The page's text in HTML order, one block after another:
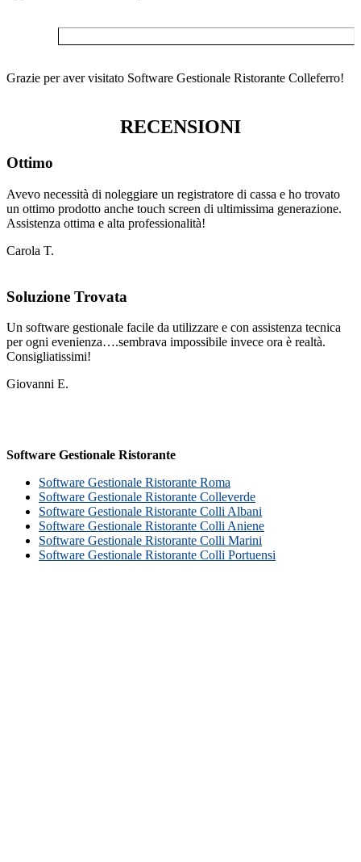
Grazie per aver visitato Software Gestionale Ristorante Colleferro!
RECENSIONI
Ottimo
Avevo necessità di noleggiare un registratore di cassa e ho trovato
un ottimo prodotto anche touch screen di ultimissima generazione.
Assistenza ottima e alta professionalità!
Carola T.
Soluzione Trovata
Un software gestionale facile da utilizzare e con assistenza tecnica
per ogni evenienza….sembrava impossibile invece ora è realtà.
Consigliatissimi!
Giovanni E.
Software Gestionale Ristorante
Software Gestionale Ristorante Roma
Software Gestionale Ristorante Colleverde
Software Gestionale Ristorante Colli Albani
Software Gestionale Ristorante Colli Aniene
Software Gestionale Ristorante Colli Marini
Software Gestionale Ristorante Colli Portuensi